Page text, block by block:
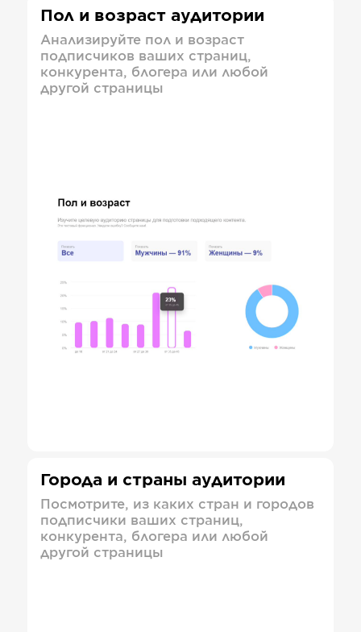
Пол и возраст аудитории
Анализируйте пол и возраст
подписчиков ваших страниц,
конкурента, блогера или любой
другой страницы
Города и страны аудитории
Посмотрите, из каких стран и городов
подписчики ваших страниц,
конкурента, блогера или любой
другой страницы